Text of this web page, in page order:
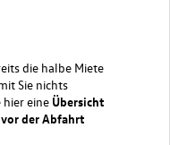
die halbe Miete
Sie nichts
hier eine Übersicht
vor der Abfahrt